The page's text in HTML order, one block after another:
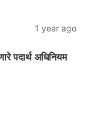
1 year ago
पदार्थ अधिनियम